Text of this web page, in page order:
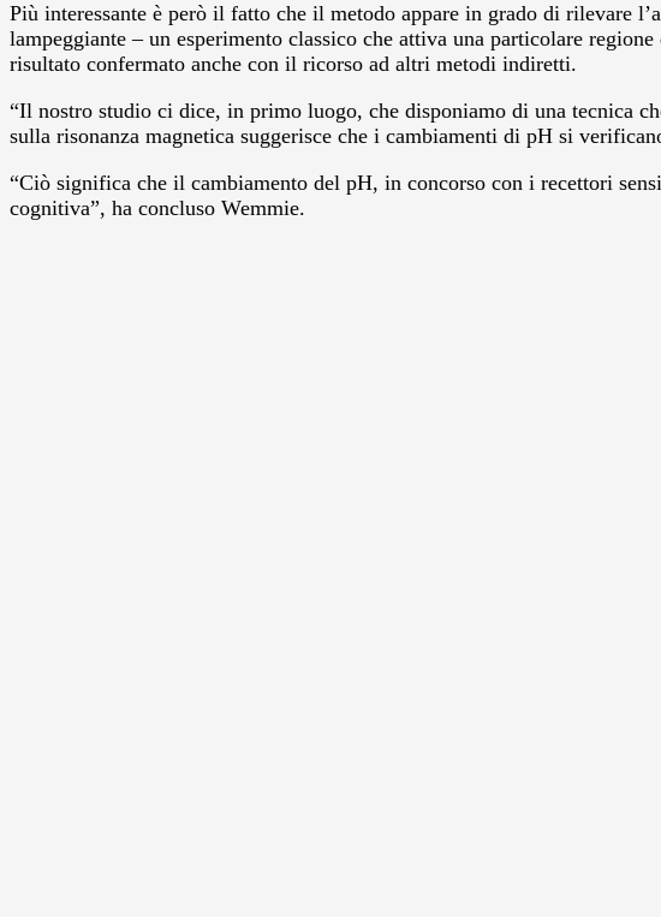
Più interessante è però il fatto che il metodo appare in grado di rilevare
lampeggiante – un esperimento classico che attiva una particolare
risultato confermato anche con il ricorso ad altri metodi indiretti.
“Il nostro studio ci dice, in primo luogo, che disponiamo di una tecnica
sulla risonanza magnetica suggerisce che i cambiamenti di pH si
“Ciò significa che il cambiamento del pH, in concorso con i recettori
cognitiva”, ha concluso Wemmie.